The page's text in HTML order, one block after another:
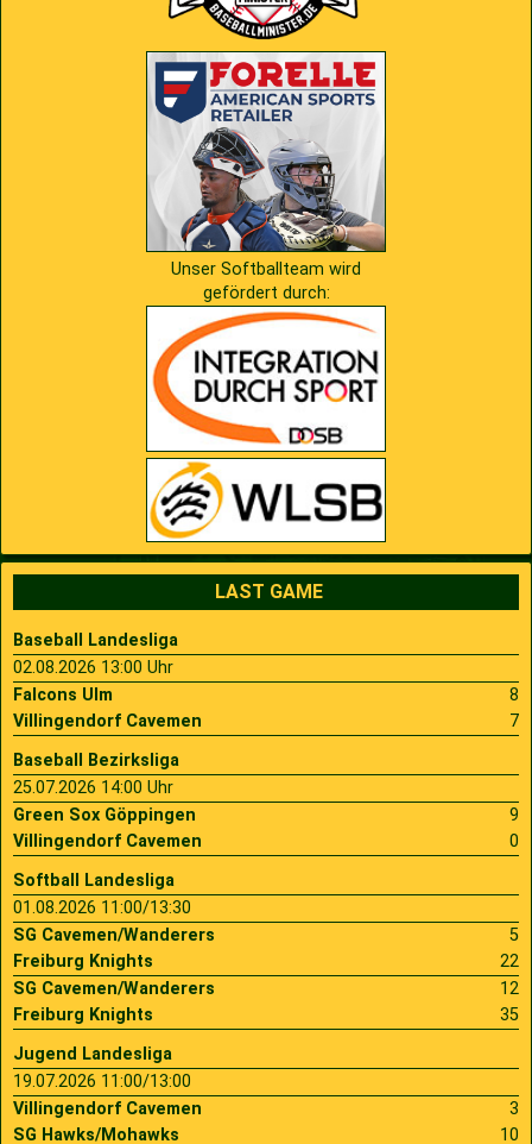
Unser Softballteam wird
gefördert durch:
LAST GAME
Baseball Landesliga
02.08.2026 13:00 Uhr
Falcons Ulm
8
Villingendorf Cavemen
7
Baseball Bezirksliga
25.07.2026 14:00 Uhr
Green Sox Göppingen
9
Villingendorf Cavemen
0
Softball Landesliga
01.08.2026 11:00/13:30
SG Cavemen/Wanderers
5
Freiburg Knights
22
SG Cavemen/Wanderers
12
Freiburg Knights
35
Jugend Landesliga
19.07.2026 11:00/13:00
Villingendorf Cavemen
3
SG Hawks/Mohawks
10